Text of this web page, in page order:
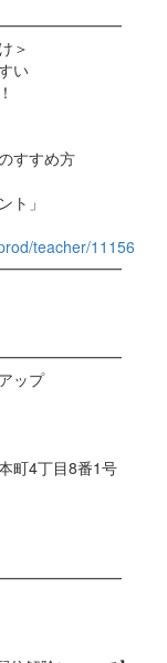
＞
い
すすめ方
ト」
teacher/11156
ップ
町4丁目8番1号